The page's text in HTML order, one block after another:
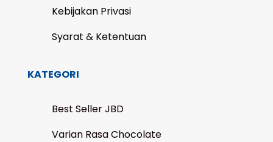
Kebijakan Privasi
Syarat & Ketentuan
KATEGORI
Best Seller JBD
Varian Rasa Chocolate